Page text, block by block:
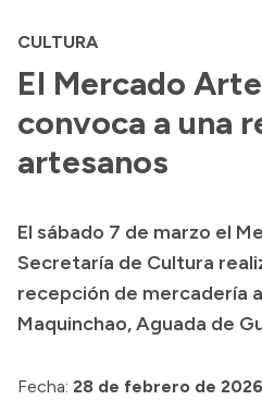
Alumnos
Docentes y Capacitadores
Delegaciones
Accesos directos
SECUNDARIO
CULTURA
El Mercado
convoca a una
artesanos
El sábado 7 de marzo el
Secretaría de Cultura
recepción de mercadería
Maquinchao, Aguada de
Fecha: 28 de febrero de 2026